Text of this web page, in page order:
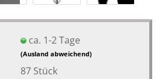
ca. 1-2 Tage
(Ausland abweichend)
87 Stück